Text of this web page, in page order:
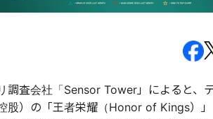
調査会社「Sensor Tower」によると、
股）の「王者栄耀（Honor of Kings）」